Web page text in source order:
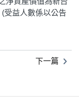
受益人數係以公告
下一篇